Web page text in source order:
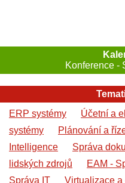
Konference -
ERP systémy
Účetní a
systémy
Plánování a
Intelligence
Správa
lidských zdrojů
EAM -
Správa IT
Virtualizace a